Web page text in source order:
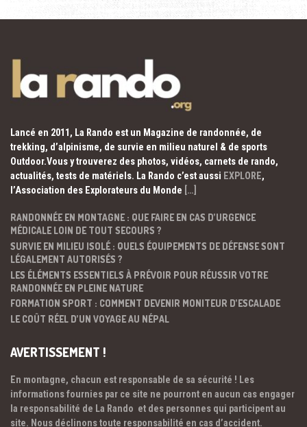
Lancé en 2011, La Rando est un Magazine de randonnée, de
trekking, d’alpinisme, de survie en milieu naturel & de sports
Outdoor.Vous y trouverez des photos, vidéos, carnets de rando,
actualités, tests de matériels. La Rando c’est aussi EXPLORE,
l’Association des Explorateurs du Monde […]
RANDONNÉE EN MONTAGNE : QUE FAIRE EN CAS D’URGENCE
MÉDICALE LOIN DE TOUT SECOURS ?
SURVIE EN MILIEU ISOLÉ : QUELS ÉQUIPEMENTS DE DÉFENSE SONT
LÉGALEMENT AUTORISÉS ?
LES ÉLÉMENTS ESSENTIELS À PRÉVOIR POUR RÉUSSIR VOTRE
RANDONNÉE EN PLEINE NATURE
FORMATION SPORT : COMMENT DEVENIR MONITEUR D’ESCALADE
LE COÛT RÉEL D’UN VOYAGE AU NÉPAL
AVERTISSEMENT !
En montagne, chacun est responsable de sa sécurité ! Les
informations fournies par ce site ne pourront en aucun cas engager
la responsabilité de La Rando et des personnes qui participent au
site. Nous déclinons toute responsabilité en cas d’accident.